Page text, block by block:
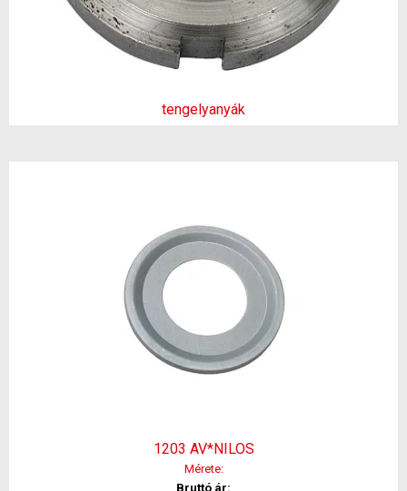
tengelyanyák
1203 AV*NILOS
Mérete:
Bruttó ár: